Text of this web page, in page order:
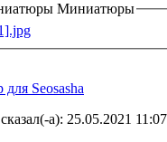
Миниатюры
сказал(-а): 25.05.2021 11:07